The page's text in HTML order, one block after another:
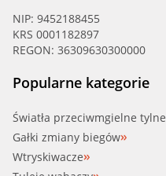
NIP: 9452188455
KRS 0001182897
REGON: 36309630300000
Popularne kategorie
Światła przeciwmgielne tylne
Gałki zmiany biegów
Wtryskiwacze